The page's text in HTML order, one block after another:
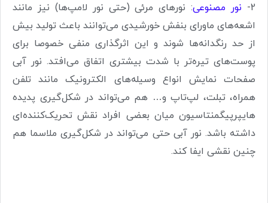
2- نور مصنوعی: نورهای مرئی (حتی نور لامپ‌ها) نیز مانند
اشعه‌های ماورای بنفش خورشیدی می‌توانند باعث تولید بیش
از حد رنگدانه‌ها شوند و این اثرگذاری منفی خصوصا برای
پوست‌های تیره‌تر با شدت بیشتری اتفاق می‌افتد. نور آبی
صفحات نمایش انواع وسیله‌های الکترونیک مانند تلفن
همراه، تبلت، لپ‌تاپ و… هم می‌تواند در شکل‌گیری پدیده
‌هایپرپیگمنتاسیون میان بعضی افراد نقش تحریک‌کننده‌ای
داشته باشد. نور آبی حتی می‌تواند در شکل‌گیری ملاسما هم
چنین نقشی ایفا کند.